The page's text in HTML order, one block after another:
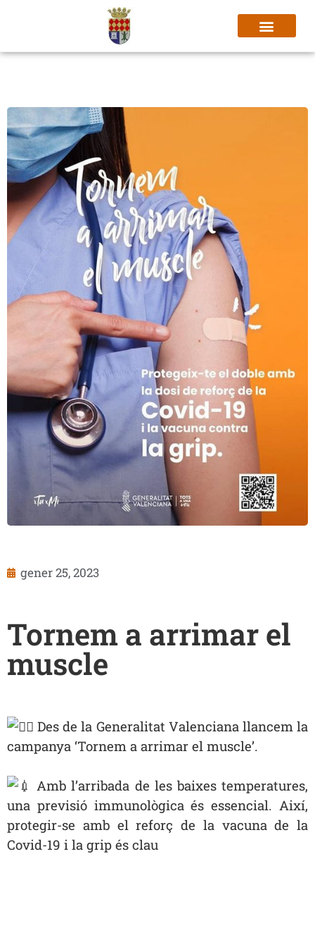
gener 25, 2023
Tornem a arrimar el
muscle
Des de la Generalitat Valenciana llancem la
campanya ‘Tornem a arrimar el muscle’.
Amb l’arribada de les baixes temperatures,
una previsió immunològica és essencial. Així,
protegir-se amb el reforç de la vacuna de la
Covid-19 i la grip és clau